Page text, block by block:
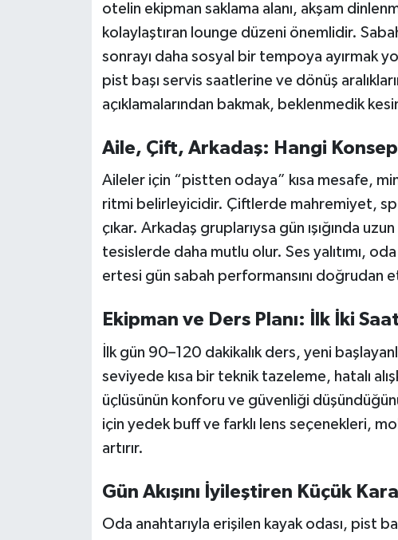
otelin ekipman saklama alanı, akşam
kolaylaştıran lounge düzeni önemlidir.
sonrayı daha sosyal bir tempoya ayırmak
pist başı servis saatlerine ve dönüş
açıklamalarından bakmak, beklenmedik
Aile, Çift, Arkadaş: Hangi
Aileler için “pistten odaya” kısa mesafe,
ritmi belirleyicidir. Çiftlerde mahremiyet,
çıkar. Arkadaş gruplarıysa gün ışığında
tesislerde daha mutlu olur. Ses yalıtımı,
ertesi gün sabah performansını doğrudan
Ekipman ve Ders Planı: İlk İki
İlk gün 90–120 dakikalık ders, yeni
seviyede kısa bir teknik tazeleme, hatalı
üçlüsünün konforu ve güvenliği
için yedek buff ve farklı lens seçenekleri,
artırır.
Gün Akışını İyileştiren Küçük
Oda anahtarıyla erişilen kayak odası, pist